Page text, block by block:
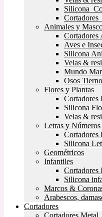
Silicona
Cortadores
Animales y
Cortadores
Aves e
Silicona
Velas &
Mundo
Osos
Flores y Plantas
Cortadores
Silicona
Velas &
Letras y Números
Cortadores
Silicona
Geométricos
Infantiles
Cortadores
Silicona
Marcos &
Arabescos,
Cortadores
Cortadores Metal